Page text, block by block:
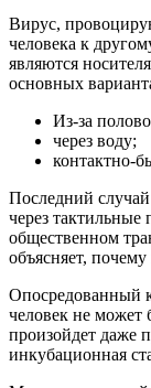
Вирус,
человека к
являются
основных
Из-за
через воду;
контактно-
Последний случай
через тактильные
общественном
объясняет,
Опосредованный
человек не может
произойдет даже
инкубационная